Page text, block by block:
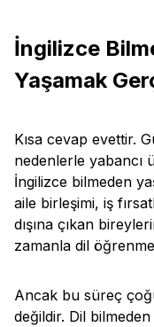
İngilizce
Yaşamak
Kısa cevap evettir.
nedenlerle yabancı
İngilizce bilmeden
aile birleşimi, iş
dışına çıkan
zamanla dil
Ancak bu süreç
değildir. Dil